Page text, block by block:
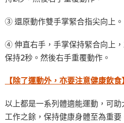
③ 還原動作雙手掌緊合指尖向上。
④ 伸直右手，手掌保持緊合向上
保持2秒。然後右手重覆動作。
【除了運動外，亦要注意健康飲
以上都是一系列體適能運動，可
工作之餘，保持健康身體至為重要